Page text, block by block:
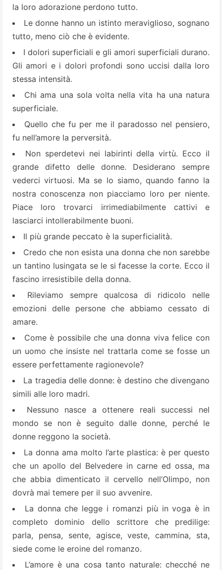
la loro adorazione perdono tutto.
Le donne hanno un istinto meraviglioso, sognano
tutto, meno ciò che è evidente.
I dolori superficiali e gli amori superficiali durano.
Gli amori e i dolori profondi sono uccisi dalla loro
stessa intensità.
Chi ama una sola volta nella vita ha una natura
superficiale.
Quello che fu per me il paradosso nel pensiero,
fu nell’amore la perversità.
Non sperdetevi nei labirinti della virtù. Ecco il
grande difetto delle donne. Desiderano sempre
vederci virtuosi. Ma se lo siamo, quando fanno la
nostra conoscenza non piacciamo loro per niente.
Piace loro trovarci irrimediabilmente cattivi e
lasciarci intollerabilmente buoni.
Il più grande peccato è la superficialità.
Credo che non esista una donna che non sarebbe
un tantino lusingata se le si facesse la corte. Ecco il
fascino irresistibile della donna.
Rileviamo sempre qualcosa di ridicolo nelle
emozioni delle persone che abbiamo cessato di
amare.
Come è possibile che una donna viva felice con
un uomo che insiste nel trattarla come se fosse un
essere perfettamente ragionevole?
La tragedia delle donne: è destino che divengano
simili alle loro madri.
Nessuno nasce a ottenere reali successi nel
mondo se non è seguito dalle donne, perché le
donne reggono la società.
La donna ama molto l’arte plastica: è per questo
che un apollo del Belvedere in carne ed ossa, ma
che abbia dimenticato il cervello nell’Olimpo, non
dovrà mai temere per il suo avvenire.
La donna che legge i romanzi più in voga è in
completo dominio dello scrittore che predilige:
parla, pensa, sente, agisce, veste, cammina, sta,
siede come le eroine del romanzo.
L’amore è una cosa tanto naturale: checché ne